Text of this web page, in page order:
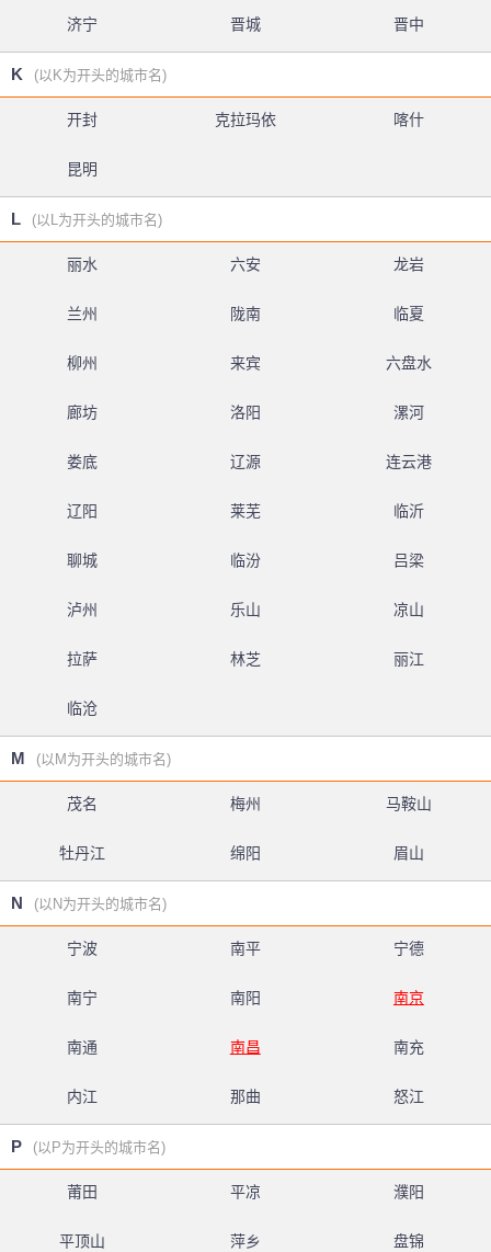
济宁 晋城 晋中
K (以K为开头的城市名)
开封 克拉玛依 喀什
昆明
L (以L为开头的城市名)
丽水 六安 龙岩
兰州 陇南 临夏
柳州 来宾 六盘水
廊坊 洛阳 漯河
娄底 辽源 连云港
辽阳 莱芜 临沂
聊城 临汾 吕梁
泸州 乐山 凉山
拉萨 林芝 丽江
临沧
M (以M为开头的城市名)
茂名 梅州 马鞍山
牡丹江 绵阳 眉山
N (以N为开头的城市名)
宁波 南平 宁德
南宁 南阳 南京
南通 南昌 南充
内江 那曲 怒江
P (以P为开头的城市名)
莆田 平凉 濮阳
平顶山 萍乡 盘锦